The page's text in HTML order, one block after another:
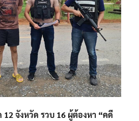
จังหวัด รวบ 16 ผู้ต้องหา “คดี